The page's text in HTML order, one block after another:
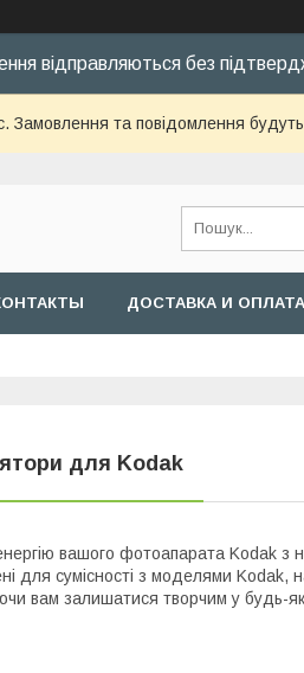
відправляються без
Замовлення та повідомлення
ДОСТАВКА И ОПЛАТА
для Kodak
вашого фотоапарата Kodak з
для сумісності з моделями Kodak,
вам залишатися творчим у будь-